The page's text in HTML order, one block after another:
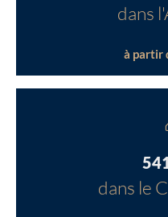
dans
à partir
dans le